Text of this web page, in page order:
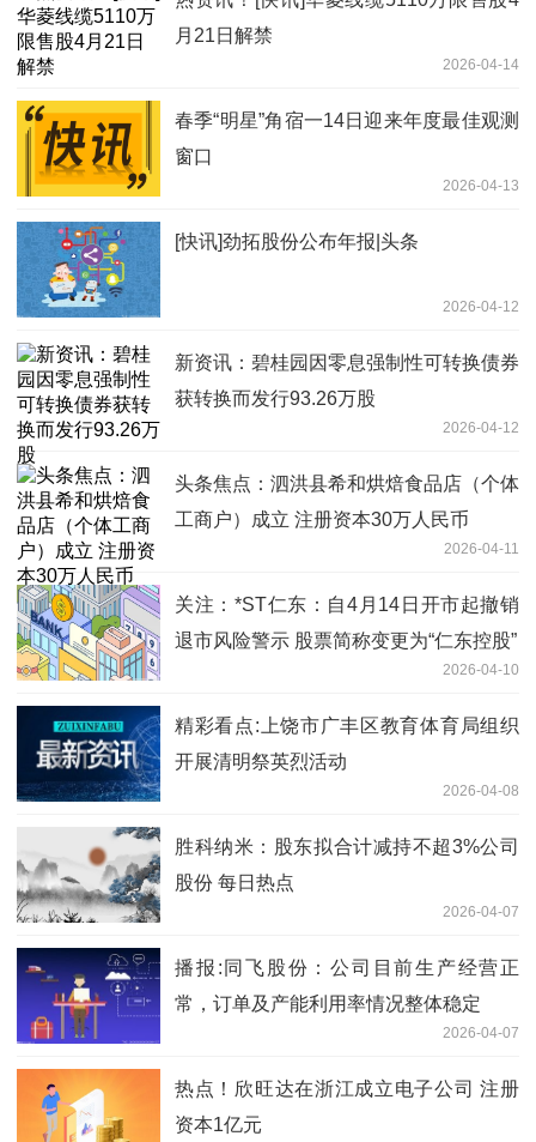
月21日解禁
2026-04-14
春季“明星”角宿一14日迎来年度最佳观测
窗口
2026-04-13
[快讯]劲拓股份公布年报|头条
2026-04-12
新资讯：碧桂园因零息强制性可转换债券
获转换而发行93.26万股
2026-04-12
头条焦点：泗洪县希和烘焙食品店（个体
工商户）成立 注册资本30万人民币
2026-04-11
关注：*ST仁东：自4月14日开市起撤销
退市风险警示 股票简称变更为“仁东控股”
2026-04-10
精彩看点:上饶市广丰区教育体育局组织
开展清明祭英烈活动
2026-04-08
胜科纳米：股东拟合计减持不超3%公司
股份 每日热点
2026-04-07
播报:同飞股份：公司目前生产经营正
常，订单及产能利用率情况整体稳定
2026-04-07
热点！欣旺达在浙江成立电子公司 注册
资本1亿元